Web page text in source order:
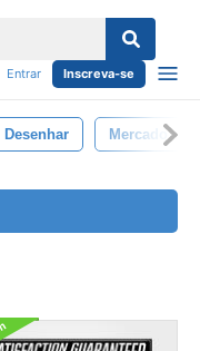
Entrar Inscreva-se
Desenhar Mercado